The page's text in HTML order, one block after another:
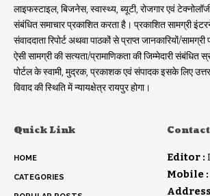
लाइफस्टाइल, बिजनेस, स्वास्थ्य, ब्यूटी, रोजगार एवं
संबंधित समाचार प्रकाशित करता है। प्रकाशित सामग्री
संवाददाता रिपोर्ट अथवा पाठकों से प्राप्त जानकारियों/
ऐसी सामग्री की सत्यता/प्रामाणिकता की जिम्मेदारी संबंधित
पोर्टल के स्वामी, मुद्रक, प्रकाशक एवं संपादक इसके लिए
विवाद की स्थिति में न्यायक्षेत्र रायपुर होगा।
Quick Link
HOME
CATEGORIES
Editor :
Mobile :